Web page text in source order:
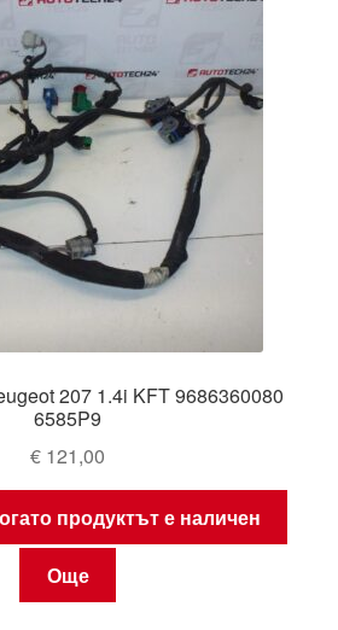
207 1.4i KFT 9686360080
6585P9
€ 121,00
продуктът е наличен
Още